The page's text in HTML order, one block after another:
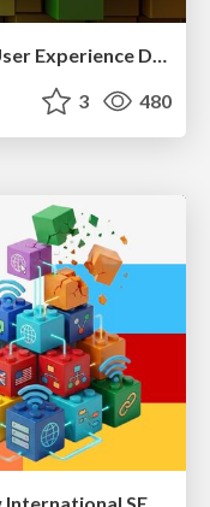
More Than Pixels: Becoming A User Experience Designer
3 480